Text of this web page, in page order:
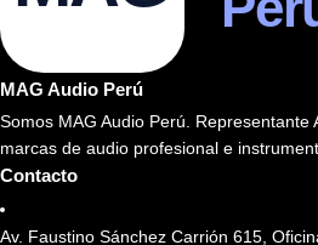
MAG Audio Perú
Somos MAG Audio Perú. Representante
marcas de audio profesional e
Contacto
Av. Faustino Sánchez Carrión 615,